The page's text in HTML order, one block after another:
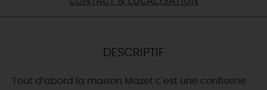
DESCRIPTIF
Tout d’abord la maison Mazet c'est une confiserie